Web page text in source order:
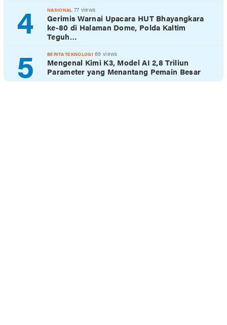
4 NASIONAL 77 views
Gerimis Warnai Upacara HUT Bhayangkara
ke-80 di Halaman Dome, Polda Kaltim
Teguh…
5 BERITA TEKNOLOGI 69 views
Mengenal Kimi K3, Model AI 2,8 Triliun
Parameter yang Menantang Pemain Besar